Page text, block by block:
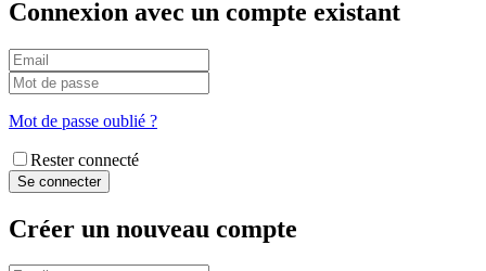
Connexion avec un compte existant
Mot de passe oublié ?
Rester connecté
Créer un nouveau compte